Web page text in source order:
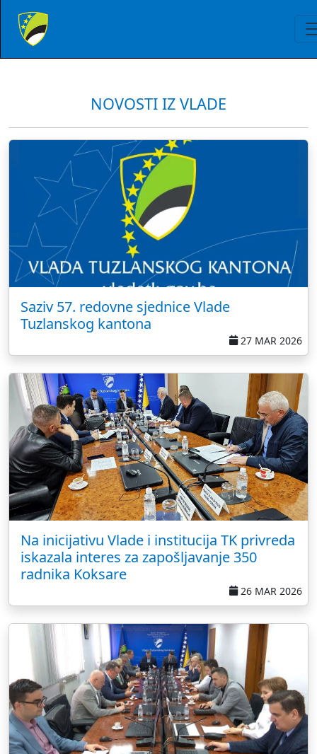
NOVOSTI IZ VLADE
Saziv 57. redovne sjednice Vlade
Tuzlanskog kantona
27 MAR 2026
Na inicijativu Vlade i institucija TK privreda
iskazala interes za zapošljavanje 350
radnika Koksare
26 MAR 2026